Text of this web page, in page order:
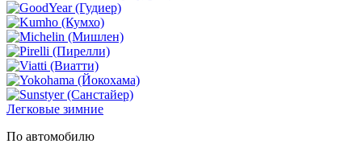
Легковые зимние
По автомобилю